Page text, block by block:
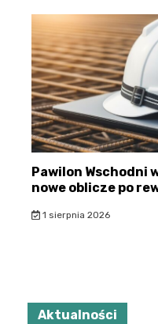
Pawilon Wschodni
nowe oblicze po
1 sierpnia 2026
Aktualności